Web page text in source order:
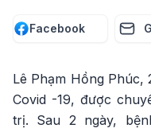
Facebook
Lê Phạm Hồng Phúc,
Covid -19, được
trị. Sau 2 ngày,